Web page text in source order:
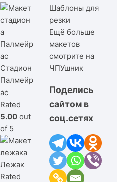
Стадион
Палмейр
ас
Rated
5.00 out
of 5
Лежак
Rated
Шаблоны для
резки
Ещё больше
макетов
смотрите на
ЧПУшник
Поделись
сайтом в
соц.сетях